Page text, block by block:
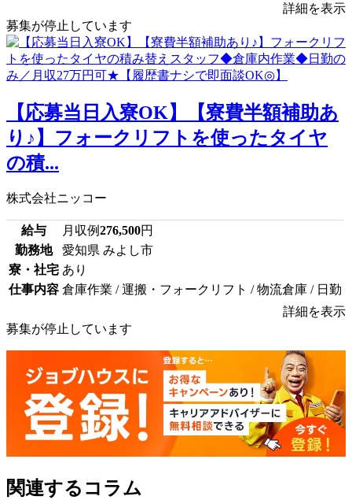
詳細を表示
募集が停止しています
【応募当日入寮OK】【寮費半額補助あ
り♪】フォークリフトを使ったタイヤ
の積...
株式会社ニッコー
給与 月収例276,500円
勤務地
愛知県 みよし市
寮・社宅 あり
仕事内容 倉庫作業 / 運搬・フォークリフト / 物流倉庫 / 日勤
詳細を表示
募集が停止しています
関連するコラム